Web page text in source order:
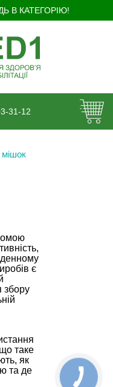
В КАТЕГОРІЮ!
31-12
є
збору
таке
як
та де